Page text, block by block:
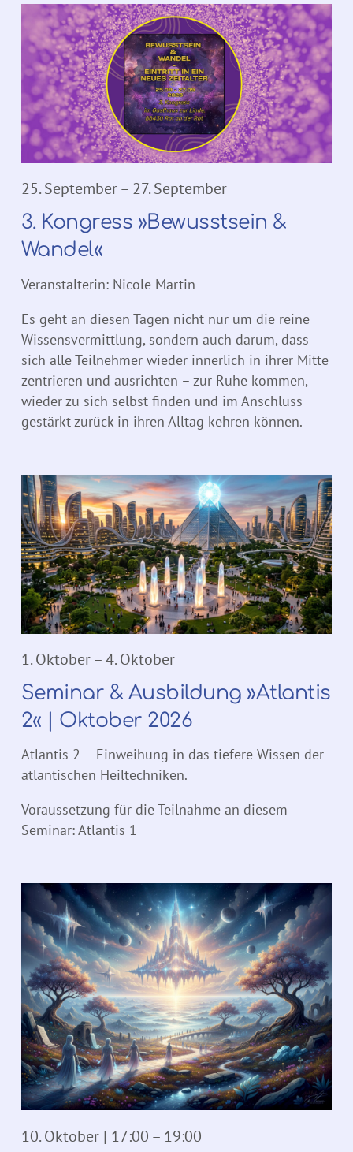
25. September– 27. September
3. Kongress »Bewusstsein &
Wandel«
Veranstalterin: Nicole Martin
Es geht an diesen Tagen nicht nur um die reine
Wissensvermittlung, sondern auch darum, dass
sich alle Teilnehmer wieder innerlich in ihrer Mitte
zentrieren und ausrichten – zur Ruhe kommen,
wieder zu sich selbst finden und im Anschluss
gestärkt zurück in ihren Alltag kehren können.
1. Oktober–4. Oktober
Seminar & Ausbildung »Atlantis
2« | Oktober 2026
Atlantis 2 – Einweihung in das tiefere Wissen der
atlantischen Heiltechniken.
Voraussetzung für die Teilnahme an diesem
Seminar: Atlantis 1
10. Oktober | 17:00 – 19:00